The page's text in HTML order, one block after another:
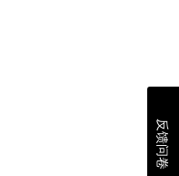
反馈问卷